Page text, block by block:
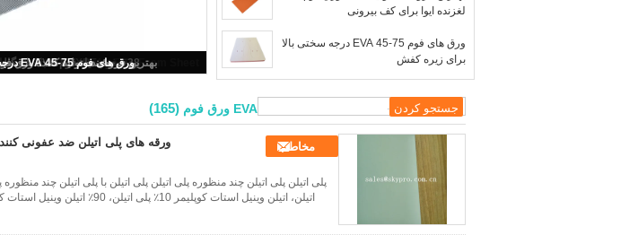
proof Kitchen Mat EVA Foam Sheet
لغزنده ایوا برای کف بیرونی
ورق های فوم EVA 45-75 درجه سختی بالا
برای زیره کفش
EVA ورق فوم (165)
ورقه های پلی اتیلن ضد عفونی
مخاطب
پلی اتیلن پلی اتیلن چند منظوره پلی اتیلن پلی اتیلن با پلی اتیلن چند
اتیلن، اتیلن وینیل استات کوپلیمر 10٪ پلی اتیلن، 90٪ اتیلن وینیل استات کوپلیمر ضخامت 1.3mm...